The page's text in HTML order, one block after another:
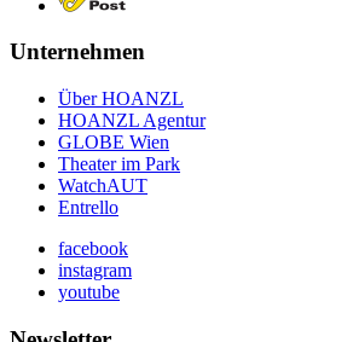
Unternehmen
Über HOANZL
HOANZL Agentur
GLOBE Wien
Theater im Park
WatchAUT
Entrello
facebook
instagram
youtube